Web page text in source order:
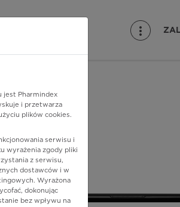
jest Pharmindex
i przetwarza
plików cookies.
serwisu i
wyrażenia zgody pliki
z serwisu,
dostawców i w
Wyrażona
dokonując
bez wpływu na